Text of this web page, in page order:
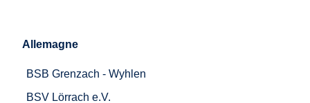
Allemagne
BSB Grenzach - Wyhlen
BSV Lörrach e.V.